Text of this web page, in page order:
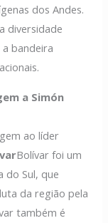
dos Andes.
diversidade
bandeira
a Simón
ao líder
Bolívar foi um
do Sul, que
da região pela
também é